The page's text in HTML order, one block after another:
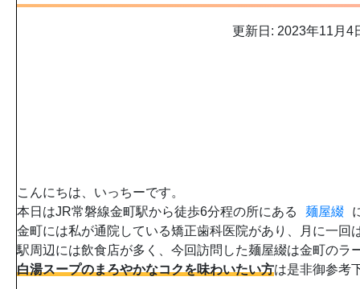
更新日: 2023年11月4
こんにちは、いっちーです。
本日はJR常磐線金町駅から徒歩6分程の所にある
麺屋綴
金町には私が通院している矯正歯科医院があり、月に一回
駅周辺には飲食店が多く、今回訪問した麺屋綴は金町のラ
白湯スープのまろやかなコクを味わいたい方は是非御参考